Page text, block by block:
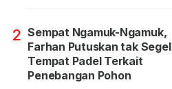
2 Sempat Ngamuk-Ngamuk,
Farhan Putuskan tak Segel
Tempat Padel Terkait
Penebangan Pohon